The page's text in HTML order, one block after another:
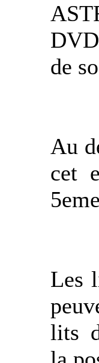
de
Au
cet
Les
lits